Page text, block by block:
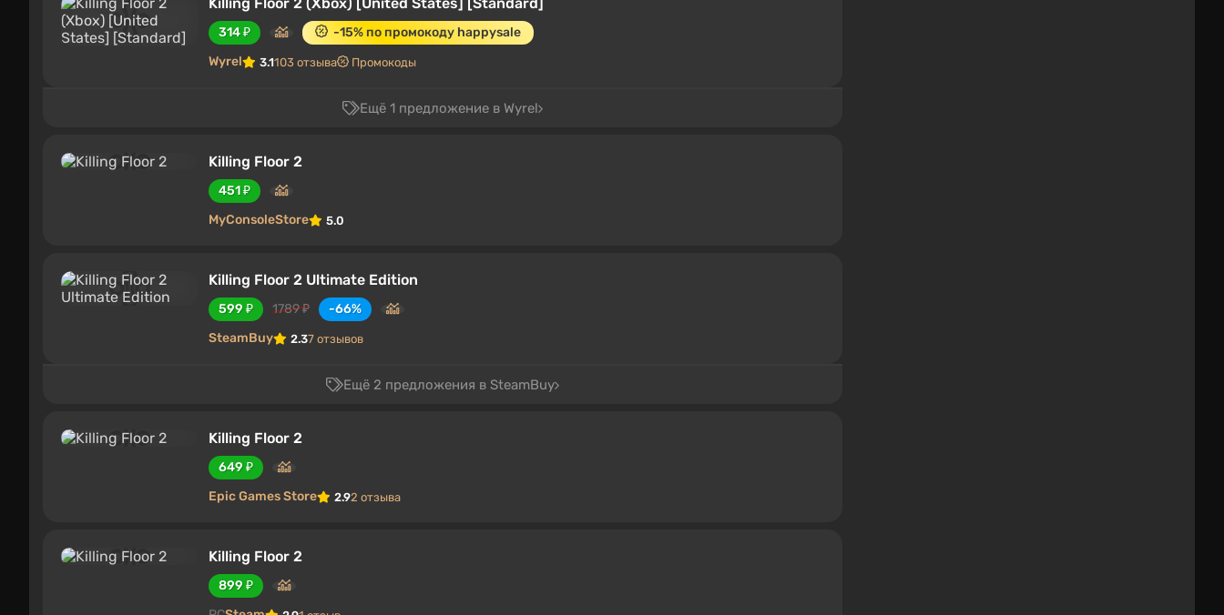
314 ₽
-15% по промокоду happysale
Wyrel
3.1103 отзыва Промокоды
Ещё 1 предложение в Wyrel
Killing Floor 2
451 ₽
MyConsoleStore
5.0
Killing Floor 2 Ultimate Edition
599 ₽ 1789 ₽
-66%
SteamBuy
2.37 отзывов
Ещё 2 предложения в SteamBuy
Killing Floor 2
649 ₽
Epic Games Store
2.92 отзыва
Killing Floor 2
899 ₽